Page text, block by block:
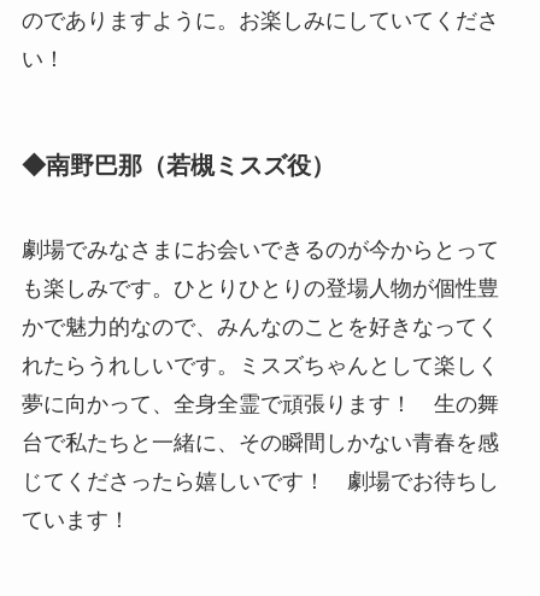
のでありますように。お楽しみにしていてくださ
い！
◆南野巴那（若槻ミスズ役）
劇場でみなさまにお会いできるのが今からとって
も楽しみです。ひとりひとりの登場人物が個性豊
かで魅力的なので、みんなのことを好きなってく
れたらうれしいです。ミスズちゃんとして楽しく
夢に向かって、全身全霊で頑張ります！ 生の舞
台で私たちと一緒に、その瞬間しかない青春を感
じてくださったら嬉しいです！ 劇場でお待ちし
ています！